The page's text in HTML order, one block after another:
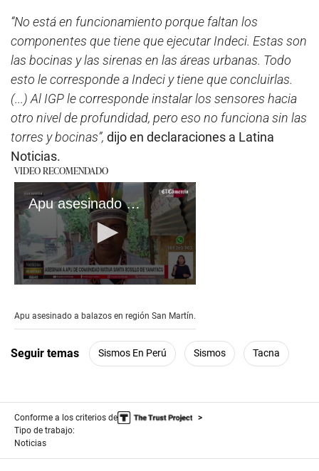
“No está en funcionamiento porque faltan los
componentes que tiene que ejecutar Indeci. Estas son
las bocinas y las sirenas en las áreas urbanas. Todo
esto le corresponde a Indeci y tiene que concluirlas.
(...) Al IGP le corresponde instalar los sensores hacia
otro nivel de profundidad, pero eso no funciona sin las
torres y bocinas”, dijo en declaraciones a Latina
Noticias.
VIDEO RECOMENDADO
Apu asesinado a balazos en región San Martín
of
4
seconds
Apu asesinado a balazos en región San Martín.
Seguir temas Sismos En Perú Sismos Tacna
Conforme a los criterios de
Tipo de trabajo:
Noticias